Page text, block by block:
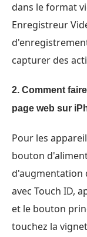
dans le format
Enregistreur
capturer des
2. Comment
page web sur
Pour les
bouton
d'augmentation
avec Touch ID,
et le bouton
touchez la